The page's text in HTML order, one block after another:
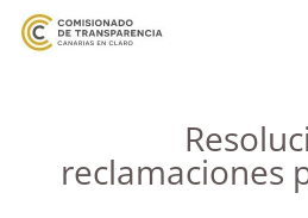
reclamaciones